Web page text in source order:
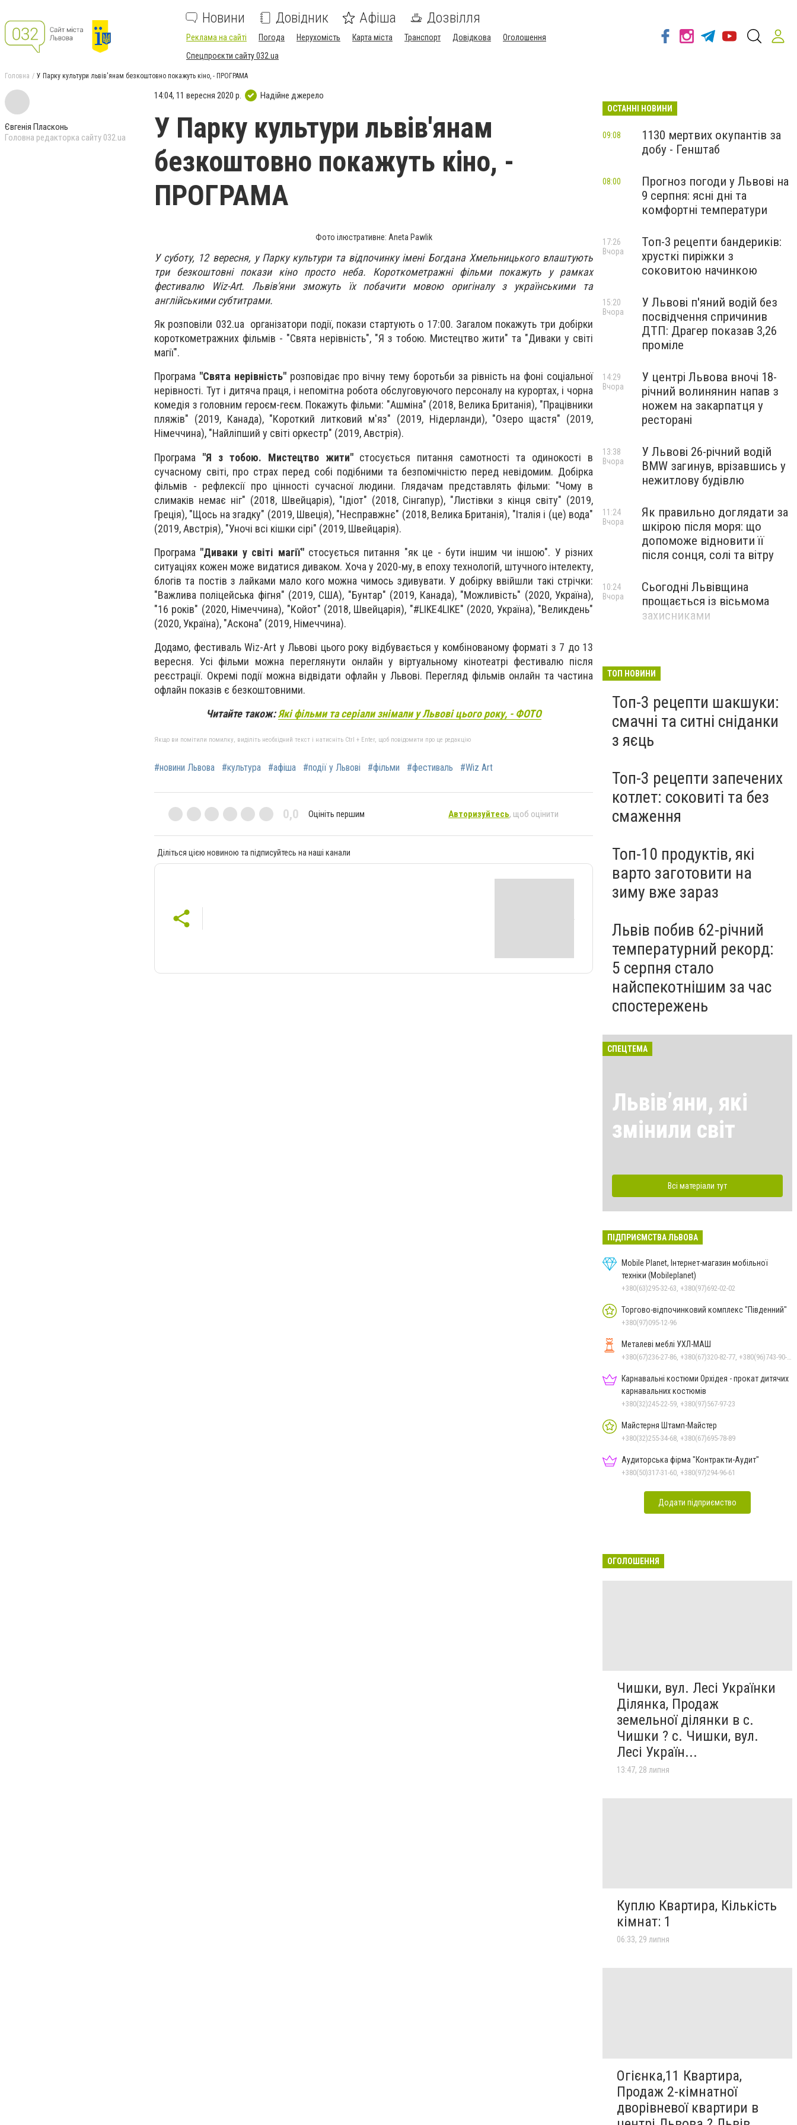
Новини Довідник Афіша Дозвілля
Реклама на сайті Погода Нерухомість Карта міста Транспорт Довідкова
Оголошення
Спецпроєкти сайту 032.ua
Головна У Парку культури львів'янам безкоштовно покажуть кіно, - ПРОГРАМА
Євгенія Пласконь
Головна редакторка сайту 032.ua
14:04, 11 вересня 2020 р. Надійне джерело
У Парку культури львів'янам
безкоштовно покажуть кіно, -
ПРОГРАМА
Фото ілюстративне: Aneta Pawlik
У суботу, 12 вересня, у Парку культури та відпочинку імені Богдана Хмельницького влаштують
три безкоштовні покази кіно просто неба. Короткометражні фільми покажуть у рамках
фестивалю Wiz-Art. Львів'яни зможуть їх побачити мовою оригіналу з українськими та
англійськими субтитрами.
Як розповіли 032.ua організатори події, покази стартують о 17:00. Загалом покажуть три добірки
короткометражних фільмів - "Свята нерівність", "Я з тобою. Мистецтво жити" та "Диваки у світі
магії".
Програма "Свята нерівність"розповідає про вічну тему боротьби за рівність на фоні соціальної
нерівності. Тут і дитяча праця, і непомітна робота обслуговуючого персоналу на курортах, і чорна
комедія з головним героєм-геєм. Покажуть фільми: "Ашміна" (2018, Велика Британія), "Працівники
пляжів" (2019, Канада), "Короткий литковий м'яз" (2019, Нідерланди), "Озеро щастя" (2019,
Німеччина), "Найліпший у світі оркестр" (2019, Австрія).
Програма "Я з тобою. Мистецтво жити"стосується питання самотності та одинокості в
сучасному світі, про страх перед собі подібними та безпомічністю перед невідомим. Добірка
фільмів - рефлексії про цінності сучасної людини. Глядачам представлять фільми: "Чому в
слимаків немає ніг" (2018, Швейцарія), "Ідіот" (2018, Сінгапур), "Листівки з кінця світу" (2019,
Греція), "Щось на згадку" (2019, Швеція), "Несправжнє" (2018, Велика Британія), "Італія і (це) вода"
(2019, Австрія), "Уночі всі кішки сірі" (2019, Швейцарія).
Програма "Диваки у світі магії"стосується питання "як це - бути іншим чи іншою". У різних
ситуаціях кожен може видатися диваком. Хоча у 2020-му, в епоху технологій, штучного інтелекту,
блогів та постів з лайками мало кого можна чимось здивувати. У добірку ввійшли такі стрічки:
"Важлива поліцейська фігня" (2019, США), "Бунтар" (2019, Канада), "Можливість" (2020, Україна),
"16 років" (2020, Німеччина), "Койот" (2018, Швейцарія), "#LIKE4LIKE" (2020, Україна), "Великдень"
(2020, Україна), "Аскона" (2019, Німеччина).
Додамо, фестиваль Wiz-Art у Львові цього року відбувається у комбінованому форматі з 7 до 13
вересня. Усі фільми можна переглянути онлайн у віртуальному кінотеатрі фестивалю після
реєстрації. Окремі події можна відвідати офлайн у Львові. Перегляд фільмів онлайн та частина
офлайн показів є безкоштовними.
Читайте також:Які фільми та серіали знімали у Львові цього року, - ФОТО
Якщо ви помітили помилку, виділіть необхідний текст і натисніть Ctrl + Enter, щоб повідомити про це редакцію
#новини Львова #культура #афіша #події у Львові #фільми #фестиваль #Wiz Art
0,0 Оцініть першим Авторизуйтесь, щоб оцінити
Діліться цією новиною та підписуйтесь на наші канали
ОСТАННІ НОВИНИ
1130 мертвих окупантів за
добу - Генштаб
09:08
Прогноз погоди у Львові на
9 серпня: ясні дні та
комфортні температури
08:00
Топ-3 рецепти бандериків:
хрусткі пиріжки з
соковитою начинкою
17:26
Вчора
У Львові п'яний водій без
посвідчення спричинив
ДТП: Драгер показав 3,26
проміле
15:20
Вчора
У центрі Львова вночі 18-
річний волинянин напав з
ножем на закарпатця у
ресторані
14:29
Вчора
У Львові 26-річний водій
BMW загинув, врізавшись у
нежитлову будівлю
13:38
Вчора
Як правильно доглядати за
шкірою після моря: що
допоможе відновити її
після сонця, солі та вітру
11:24
Вчора
Сьогодні Львівщина
прощається із вісьмома
захисниками
10:24
Вчора
ТОП НОВИНИ
Топ-3 рецепти шакшуки:
смачні та ситні сніданки
з яєць
Топ-3 рецепти запечених
котлет: соковиті та без
смаження
Топ-10 продуктів, які
варто заготовити на
зиму вже зараз
Львів побив 62-річний
температурний рекорд:
5 серпня стало
найспекотнішим за час
спостережень
СПЕЦТЕМА
Львівʼяни, які
змінили світ
Всі матеріали тут
ПІДПРИЄМСТВА ЛЬВОВА
Mobile Planet, Інтернет-магазин мобільної
техніки (Mobileplanet)
+380(63)295-32-63, +380(97)692-02-02
Торгово-відпочинковий комплекс "Південний"
+380(97)095-12-96
Металеві меблі УХЛ-МАШ
Карнавальні костюми Орхідея - прокат дитячих
карнавальних костюмів
+380(32)245-22-59, +380(97)567-97-23
Майстерня Штамп-Майстер
+380(32)255-34-68, +380(67)695-78-89
Аудиторська фірма "Контракти-Аудит"
+380(50)317-31-60, +380(97)294-96-61
Додати підприємство
ОГОЛОШЕННЯ
Чишки, вул. Лесі Українки
Ділянка, Продаж
земельної ділянки в с.
Чишки ? с. Чишки, вул.
Лесі Україн...
13:47, 28 липня
Куплю Квартира, Кількість
кімнат: 1
06:33, 29 липня
Огієнка,11 Квартира,
Продаж 2-кімнатної
дворівневої квартири в